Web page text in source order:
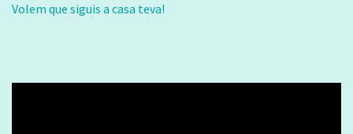
Volem que siguis a casa teva!